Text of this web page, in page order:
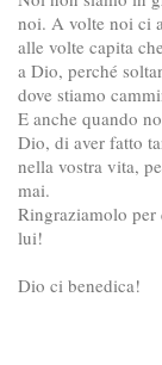
noi. A volte noi ci
alle volte capita
a Dio, perché
dove stiamo
E anche quando
Dio, di aver fatto
nella vostra vita,
mai.
Ringraziamolo
lui!
Dio ci benedica!